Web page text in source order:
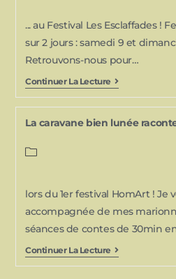
... au Festival Les Esclaffades !
sur 2 jours : samedi 9 et
Retrouvons-nous pour…
Continuer La Lecture
La caravane bien lunée
lors du 1er festival HomArt ! Je
accompagnée de mes
séances de contes de 30min
Continuer La Lecture